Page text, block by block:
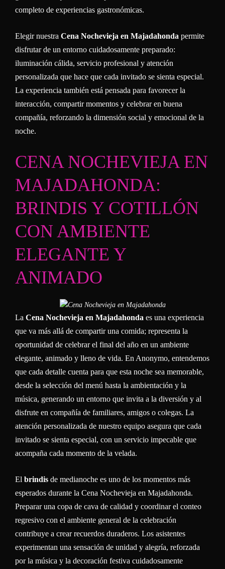
completo de experiencias gastronómicas.
Elegir nuestra Cena Nochevieja en Majadahonda permite
disfrutar de un entorno cuidadosamente preparado:
iluminación cálida, servicio profesional y atención
personalizada que hace que cada invitado se sienta especial.
La experiencia también está pensada para favorecer la
interacción, compartir momentos y celebrar en buena
compañía, reforzando la dimensión social y emocional de la
noche.
CENA NOCHEVIEJA EN
MAJADAHONDA:
BRINDIS Y COTILLÓN
CON AMBIENTE
ELEGANTE Y
ANIMADO
La Cena Nochevieja en Majadahonda es una experiencia
que va más allá de compartir una comida; representa la
oportunidad de celebrar el final del año en un ambiente
elegante, animado y lleno de vida. En Anonymo, entendemos
que cada detalle cuenta para que esta noche sea memorable,
desde la selección del menú hasta la ambientación y la
música, generando un entorno que invita a la diversión y al
disfrute en compañía de familiares, amigos o colegas. La
atención personalizada de nuestro equipo asegura que cada
invitado se sienta especial, con un servicio impecable que
acompaña cada momento de la velada.
El brindis de medianoche es uno de los momentos más
esperados durante la Cena Nochevieja en Majadahonda.
Preparar una copa de cava de calidad y coordinar el conteo
regresivo con el ambiente general de la celebración
contribuye a crear recuerdos duraderos. Los asistentes
experimentan una sensación de unidad y alegría, reforzada
por la música y la decoración festiva cuidadosamente